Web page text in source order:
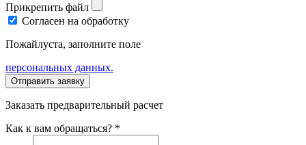
Прикрепить файл
Согласен на обработку
Пожайлуста, заполните поле
персональных данных.
Заказать предварительный расчет
Как к вам обращаться? *